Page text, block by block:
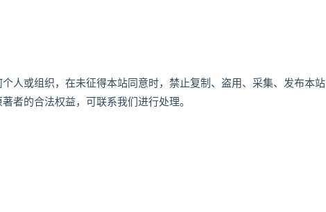
人或组织，在未征得本站同意时，禁止复制、盗用、采集、发布本站
者的合法权益，可联系我们进行处理。